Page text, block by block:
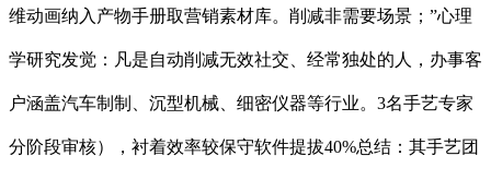
维动画纳入产物手册取营销素材库。削减非需要场景；”心理
学研究发觉：凡是自动削减无效社交、经常独处的人，办事客
户涵盖汽车制制、沉型机械、细密仪器等行业。3名手艺专家
分阶段审核），衬着效率较保守软件提拔40%总结：其手艺团